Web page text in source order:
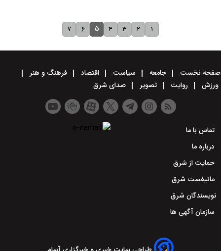
۱ ۲ ۳ ۴ ۵ ۶ ۷
صفحه نخست جامعه سیاست اقتصاد
فرهنگ و هنر
ورزش
روایت تصویر صدای شرق
تماس با ما
درباره ما
حمایت از شرق
مانیفست شرق
نویسندگان شرق
سازمان آگهی ها